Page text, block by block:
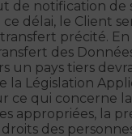
de notification de
ce délai, le Client
précité.
des
un pays tiers
la Législation
ce qui concerne la
appropriées, la
des